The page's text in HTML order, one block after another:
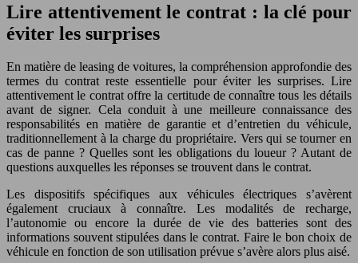
Lire attentivement le contrat : la clé pour
éviter les surprises
En matière de leasing de voitures, la compréhension approfondie des
termes du contrat reste essentielle pour éviter les surprises. Lire
attentivement le contrat offre la certitude de connaître tous les détails
avant de signer. Cela conduit à une meilleure connaissance des
responsabilités en matière de garantie et d’entretien du véhicule,
traditionnellement à la charge du propriétaire. Vers qui se tourner en
cas de panne ? Quelles sont les obligations du loueur ? Autant de
questions auxquelles les réponses se trouvent dans le contrat.
Les dispositifs spécifiques aux véhicules électriques s’avèrent
également cruciaux à connaître. Les modalités de recharge,
l’autonomie ou encore la durée de vie des batteries sont des
informations souvent stipulées dans le contrat. Faire le bon choix de
véhicule en fonction de son utilisation prévue s’avère alors plus aisé.